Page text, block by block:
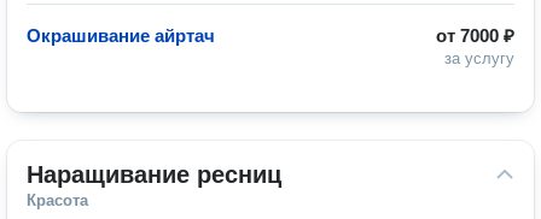
от 7000 ₽
за услугу
Окрашивание айртач
Наращивание ресниц
Красота